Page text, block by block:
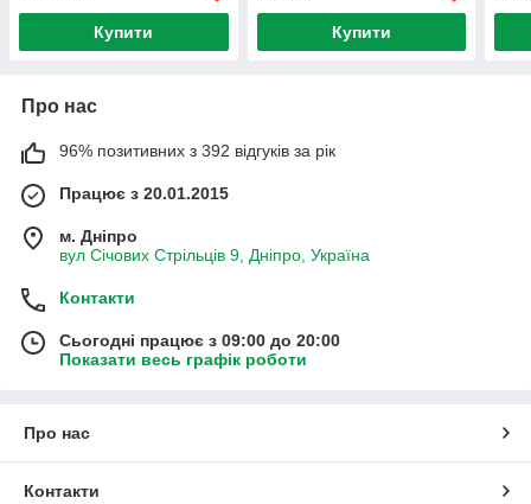
Купити Купити
Про нас
96% позитивних з 392 відгуків за рік
Працює з 20.01.2015
м. Дніпро
вул Січових Стрільців 9, Дніпро, Україна
Контакти
Сьогодні працює з 09:00 до 20:00
Показати весь графік роботи
Про нас
Контакти